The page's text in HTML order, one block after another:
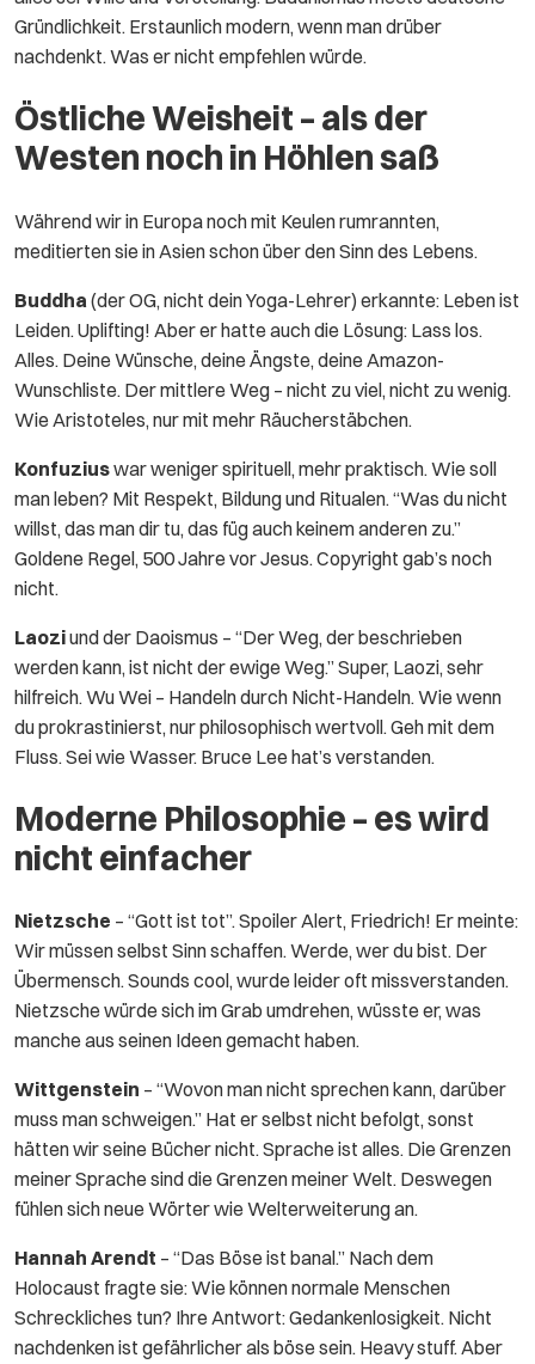
Gründlichkeit. Erstaunlich modern, wenn man drüber
nachdenkt. Was er nicht empfehlen würde.
Östliche Weisheit – als der
Westen noch in Höhlen saß
Während wir in Europa noch mit Keulen rumrannten,
meditierten sie in Asien schon über den Sinn des Lebens.
Buddha (der OG, nicht dein Yoga-Lehrer) erkannte: Leben ist
Leiden. Uplifting! Aber er hatte auch die Lösung: Lass los.
Alles. Deine Wünsche, deine Ängste, deine Amazon-
Wunschliste. Der mittlere Weg – nicht zu viel, nicht zu wenig.
Wie Aristoteles, nur mit mehr Räucherstäbchen.
Konfuziuswar weniger spirituell, mehr praktisch. Wie soll
man leben? Mit Respekt, Bildung und Ritualen. “Was du nicht
willst, das man dir tu, das füg auch keinem anderen zu.”
Goldene Regel, 500 Jahre vor Jesus. Copyright gab’s noch
nicht.
Laoziund der Daoismus – “Der Weg, der beschrieben
werden kann, ist nicht der ewige Weg.” Super, Laozi, sehr
hilfreich. Wu Wei – Handeln durch Nicht-Handeln. Wie wenn
du prokrastinierst, nur philosophisch wertvoll. Geh mit dem
Fluss. Sei wie Wasser. Bruce Lee hat’s verstanden.
Moderne Philosophie – es wird
nicht einfacher
Nietzsche – “Gott ist tot”. Spoiler Alert, Friedrich! Er meinte:
Wir müssen selbst Sinn schaffen. Werde, wer du bist. Der
Übermensch. Sounds cool, wurde leider oft missverstanden.
Nietzsche würde sich im Grab umdrehen, wüsste er, was
manche aus seinen Ideen gemacht haben.
Wittgenstein – “Wovon man nicht sprechen kann, darüber
muss man schweigen.” Hat er selbst nicht befolgt, sonst
hätten wir seine Bücher nicht. Sprache ist alles. Die Grenzen
meiner Sprache sind die Grenzen meiner Welt. Deswegen
fühlen sich neue Wörter wie Welterweiterung an.
Hannah Arendt – “Das Böse ist banal.” Nach dem
Holocaust fragte sie: Wie können normale Menschen
Schreckliches tun? Ihre Antwort: Gedankenlosigkeit. Nicht
nachdenken ist gefährlicher als böse sein. Heavy stuff. Aber